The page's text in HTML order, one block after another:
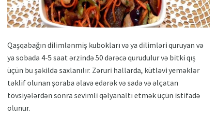
Qaşqabağın dilimlənmiş kubokları və ya dilimləri quruyan və
ya sobada 4-5 saat ərzində 50 dərəcə qurudulur və bitki qış
üçün bu şəkildə saxlanılır. Zəruri hallarda, kütləvi yeməklər
təklif olunan şoraba əlavə edərək və sadə və əlçatan
tövsiyələrdən sonra sevimli qəlyanaltı etmək üçün istifadə
olunur.